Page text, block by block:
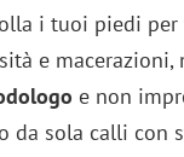
i tuoi piedi per
e macerazioni,
e non
da sola calli con